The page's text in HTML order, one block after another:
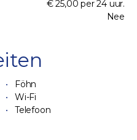
€ 25,00 per 24 uur.
Nee
Föhn
Wi-Fi
Telefoon